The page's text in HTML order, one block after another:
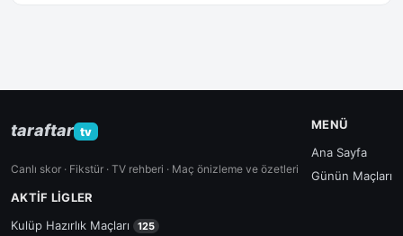
taraftar tv
Canlı skor · Fikstür · TV rehberi · Maç önizleme ve özetleri
MENÜ
Ana Sayfa
Günün Maçları
AKTIF LIGLER
Kulüp Hazırlık Maçları
125